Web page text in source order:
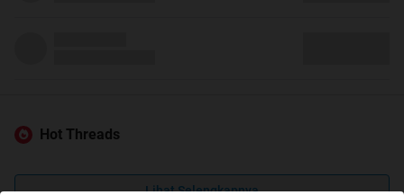
Hot Threads
Lihat Selengkapnya